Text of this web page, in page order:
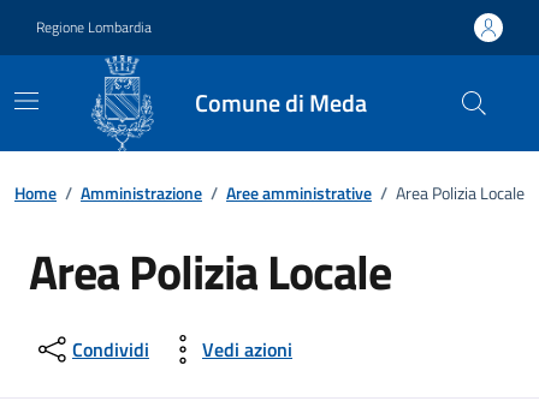
Regione Lombardia
Comune di Meda
Home / Amministrazione / Aree amministrative / Area Polizia Locale
Area Polizia Locale
Condividi Vedi azioni